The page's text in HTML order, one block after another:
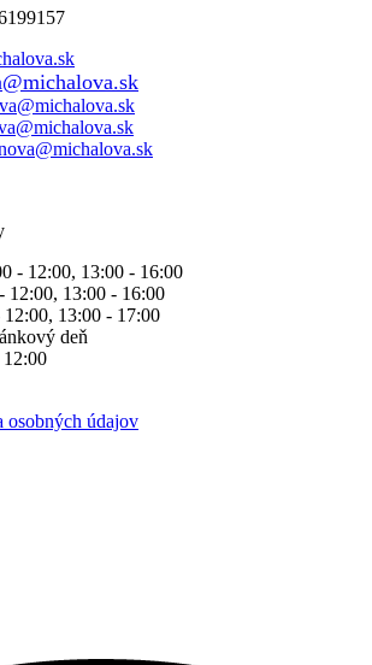
- 12:00, 13:00 - 16:00
12:00, 13:00 - 16:00
12:00, 13:00 - 17:00
deň
osobných údajov